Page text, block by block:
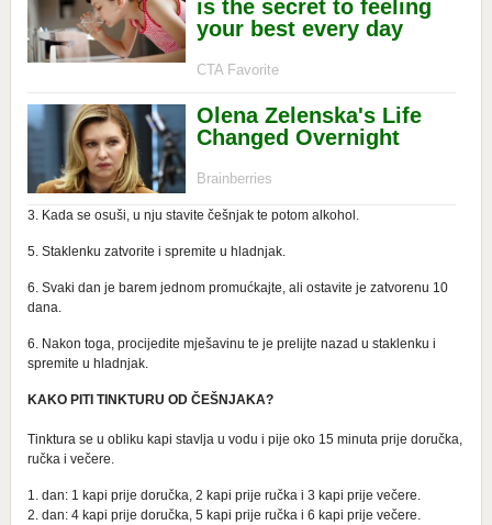
3. Kada se osuši, u nju stavite češnjak te potom alkohol.
5. Staklenku zatvorite i spremite u hladnjak.
6. Svaki dan je barem jednom promućkajte, ali ostavite je zatvorenu 10
dana.
6. Nakon toga, procijedite mješavinu te je prelijte nazad u staklenku i
spremite u hladnjak.
KAKO PITI TINKTURU OD ČEŠNJAKA?
Tinktura se u obliku kapi stavlja u vodu i pije oko 15 minuta prije doručka,
ručka i večere.
1. dan: 1 kapi prije doručka, 2 kapi prije ručka i 3 kapi prije večere.
2. dan: 4 kapi prije doručka, 5 kapi prije ručka i 6 kapi prije večere.